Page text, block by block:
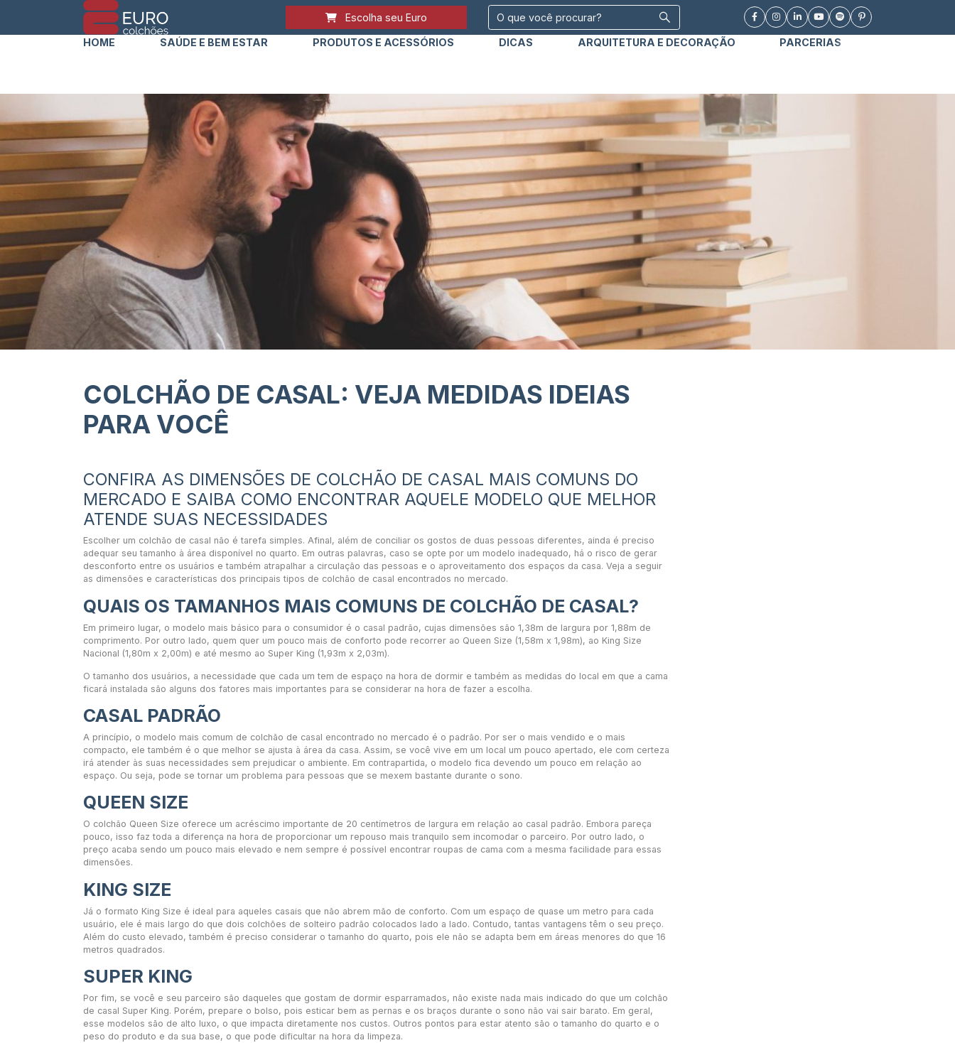
Escolha seu Euro
HOME SAÚDE E BEM ESTAR PRODUTOS E ACESSÓRIOS DICAS ARQUITETURA E DECORAÇÃO PARCERIAS
COLCHÃO DE CASAL: VEJA MEDIDAS IDEIAS
PARA VOCÊ
CONFIRA AS DIMENSÕES DE COLCHÃO DE CASAL MAIS COMUNS DO
MERCADO E SAIBA COMO ENCONTRAR AQUELE MODELO QUE MELHOR
ATENDE SUAS NECESSIDADES
Escolher um colchão de casal não é tarefa simples. Afinal, além de conciliar os gostos de duas pessoas diferentes, ainda é preciso
adequar seu tamanho à área disponível no quarto. Em outras palavras, caso se opte por um modelo inadequado, há o risco de gerar
desconforto entre os usuários e também atrapalhar a circulação das pessoas e o aproveitamento dos espaços da casa. Veja a seguir
as dimensões e características dos principais tipos de colchão de casal encontrados no mercado.
QUAIS OS TAMANHOS MAIS COMUNS DE COLCHÃO DE CASAL?
Em primeiro lugar, o modelo mais básico para o consumidor é o casal padrão, cujas dimensões são 1,38m de largura por 1,88m de
comprimento. Por outro lado, quem quer um pouco mais de conforto pode recorrer ao Queen Size (1,58m x 1,98m), ao King Size
Nacional (1,80m x 2,00m) e até mesmo ao Super King (1,93m x 2,03m).
O tamanho dos usuários, a necessidade que cada um tem de espaço na hora de dormir e também as medidas do local em que a cama
ficará instalada são alguns dos fatores mais importantes para se considerar na hora de fazer a escolha.
CASAL PADRÃO
A princípio, o modelo mais comum de colchão de casal encontrado no mercado é o padrão. Por ser o mais vendido e o mais
compacto, ele também é o que melhor se ajusta à área da casa. Assim, se você vive em um local um pouco apertado, ele com certeza
irá atender às suas necessidades sem prejudicar o ambiente. Em contrapartida, o modelo fica devendo um pouco em relação ao
espaço. Ou seja, pode se tornar um problema para pessoas que se mexem bastante durante o sono.
QUEEN SIZE
O colchão Queen Size oferece um acréscimo importante de 20 centímetros de largura em relação ao casal padrão. Embora pareça
pouco, isso faz toda a diferença na hora de proporcionar um repouso mais tranquilo sem incomodar o parceiro. Por outro lado, o
preço acaba sendo um pouco mais elevado e nem sempre é possível encontrar roupas de cama com a mesma facilidade para essas
dimensões.
KING SIZE
Já o formato King Size é ideal para aqueles casais que não abrem mão de conforto. Com um espaço de quase um metro para cada
usuário, ele é mais largo do que dois colchões de solteiro padrão colocados lado a lado. Contudo, tantas vantagens têm o seu preço.
Além do custo elevado, também é preciso considerar o tamanho do quarto, pois ele não se adapta bem em áreas menores do que 16
metros quadrados.
SUPER KING
Por fim, se você e seu parceiro são daqueles que gostam de dormir esparramados, não existe nada mais indicado do que um colchão
de casal Super King. Porém, prepare o bolso, pois esticar bem as pernas e os braços durante o sono não vai sair barato. Em geral,
esse modelos são de alto luxo, o que impacta diretamente nos custos. Outros pontos para estar atento são o tamanho do quarto e o
peso do produto e da sua base, o que pode dificultar na hora da limpeza.